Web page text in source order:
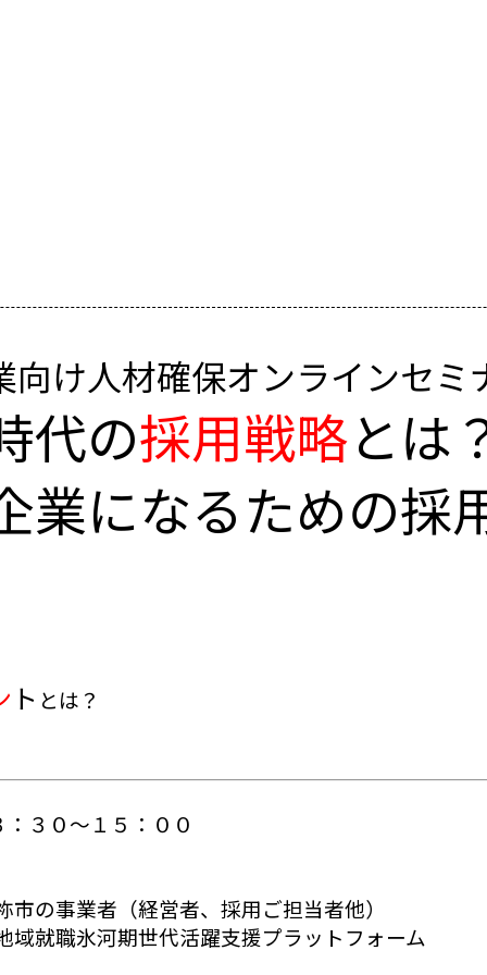
向け人材確保オンラインセミ
代の採用戦略とは
業になるための採
ト とは？
３０～１５：００
の事業者（経営者、採用ご担当者他）
就職氷河期世代活躍支援プラットフォーム